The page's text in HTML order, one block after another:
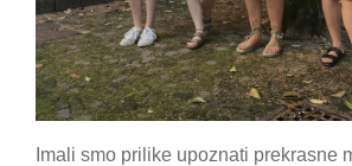
Imali smo prilike upoznati prekrasne